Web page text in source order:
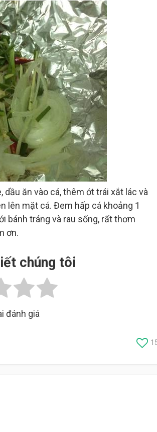
ăn vào cá, thêm ớt trái xắt lác và
lên mặt cá. Đem hấp cá khoảng 1
bánh tráng và rau sống, rất thơm
ơn.
chúng tôi
đánh giá